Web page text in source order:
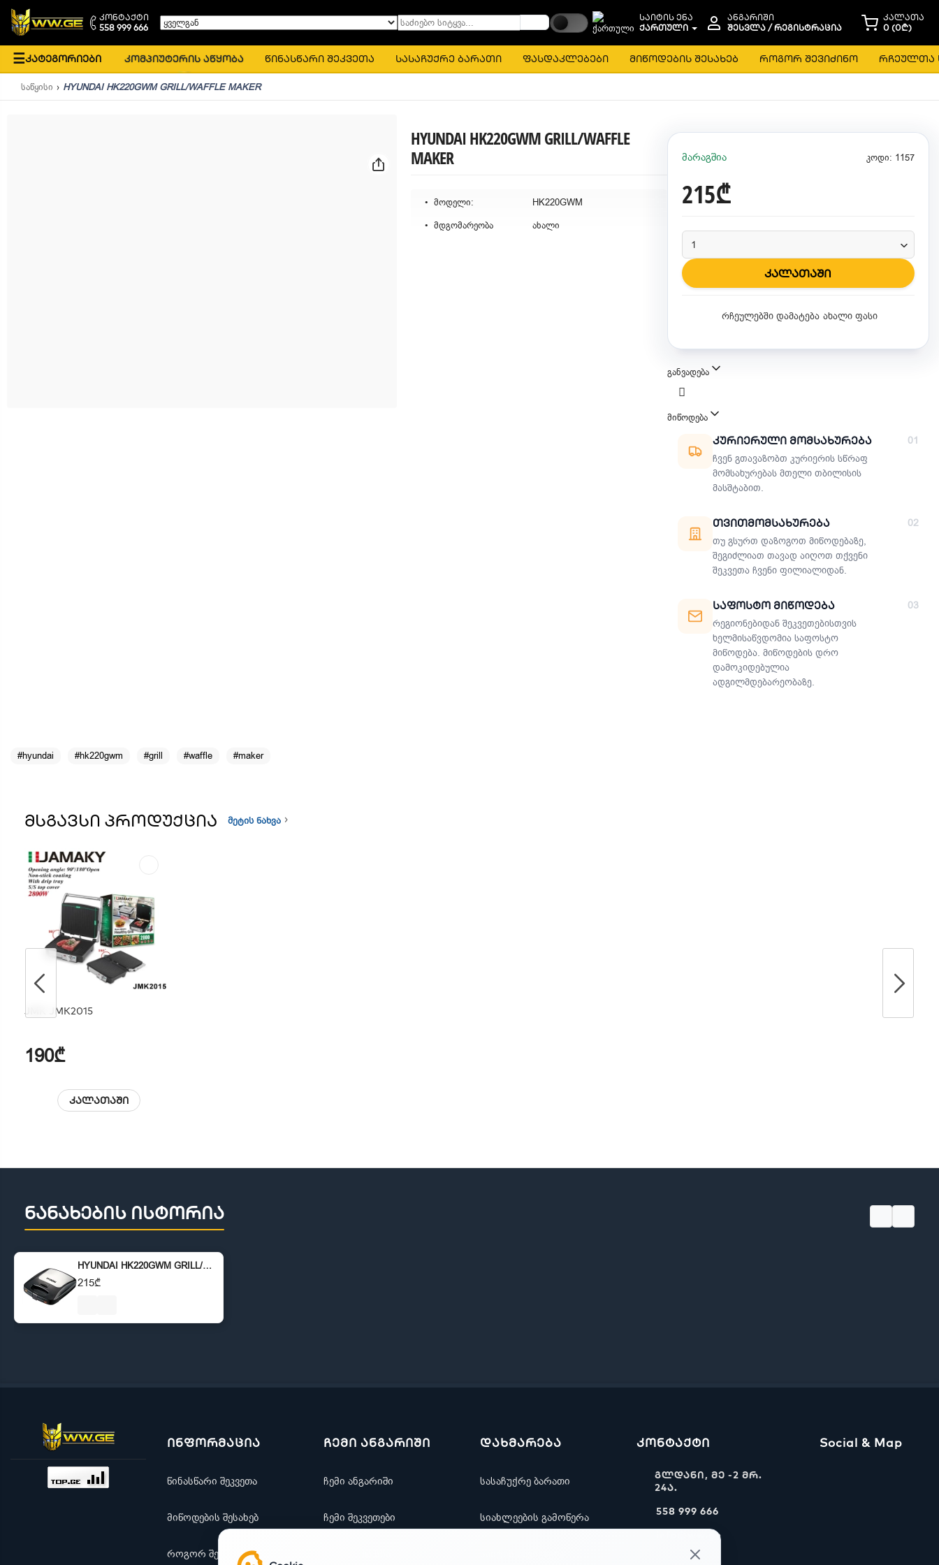
კონტაქტი
558 999 666
ყველგან საძიებო სიტყვა...
საიტის ენა
ᲥᲐᲠᲗᲣᲚᲘ
ანგარიში
ᲨᲔᲡᲕᲚᲐ / ᲠᲔᲒᲘᲡᲢᲠᲐᲪᲘᲐ
კალათა
0 (0₾)
☰კატეგორიები კომპიუტერის აწყობა წინასწარი შეკვეთა სასაჩუქრე ბარათი ფასდაკლებები მიწოდების შესახებ როგორ შევიძინო რჩეულთა
საწყისი HYUNDAI HK220GWM GRILL/WAFFLE MAKER
HYUNDAI HK220GWM GRILL/WAFFLE
MAKER
მოდელი:
HK220GWM
მდგომარეობა
ახალი
მარაგშია კოდი: 1157
215₾
კალათაში
რჩეულებში დამატება ახალი ფასი
განვადება
მიწოდება
მიწოდების მეთოდები
01
Კურიერული Მომსახურება
ჩვენ გთავაზობთ კურიერის სწრაფ
მომსახურებას მთელი თბილისის
მასშტაბით.
02
Თვითმომსახურება
თუ გსურთ დაზოგოთ მიწოდებაზე,
შეგიძლიათ თავად აიღოთ თქვენი
შეკვეთა ჩვენი ფილიალიდან.
03
Საფოსტო Მიწოდება
რეგიონებიდან შეკვეთებისთვის
ხელმისაწვდომია საფოსტო
მიწოდება. მიწოდების დრო
დამოკიდებულია
ადგილმდებარეობაზე.
#hyundai #hk220gwm #grill #waffle #maker
ᲛᲡᲒᲐᲕᲡᲘ ᲞᲠᲝᲓᲣᲥᲪᲘᲐ მეტის ნახვა
JMK JMK2015
190₾
კალათაში
ნანახების ისტორია
HYUNDAI HK220GWM GRILL/WAFFLE MAKER
215₾
ინფორმაცია
წინასწარი შეკვეთა
მიწოდების შესახებ
როგორ შევიძინო
ჩემი ანგარიში
ჩემი ანგარიში
ჩემი შეკვეთები
დახმარება
სასაჩუქრე ბარათი
სიახლეების გამოწერა
კონტაქტი
გლდანი, მე -2 მრ.
24ა.
558 999 666
info@ww.ge
Social & Map